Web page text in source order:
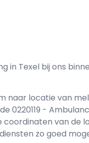
in Texel bij ons
naar locatie van
0220119 -
van de
zo goed